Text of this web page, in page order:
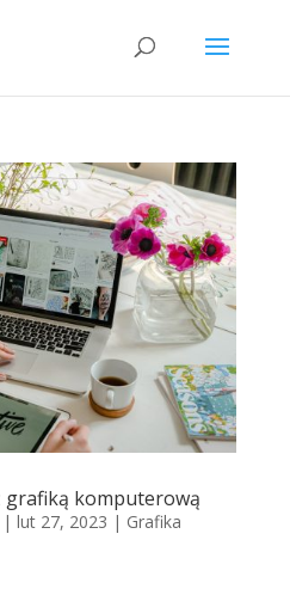
grafiką komputerową
| lut 27, 2023 | Grafika